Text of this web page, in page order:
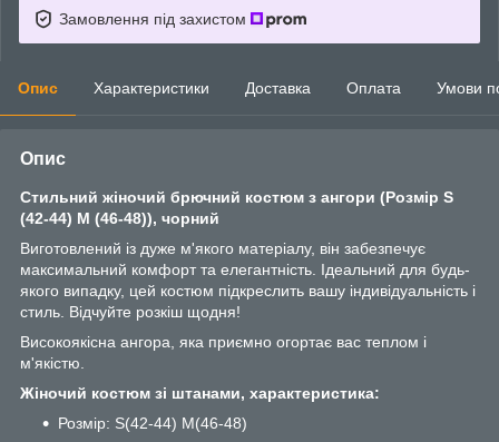
Замовлення під захистом
Опис Характеристики Доставка Оплата Умови
Опис
Стильний жіночий брючний костюм з ангори (Розмір S
(42-44) M (46-48)), чорний
Виготовлений із дуже м'якого матеріалу, він забезпечує
максимальний комфорт та елегантність. Ідеальний для будь-
якого випадку, цей костюм підкреслить вашу індивідуальність і
стиль. Відчуйте розкіш щодня!
Високоякісна ангора, яка приємно огортає вас теплом і
м'якістю.
Жіночий костюм зі штанами, характеристика:
Розмір: S(42-44) M(46-48)